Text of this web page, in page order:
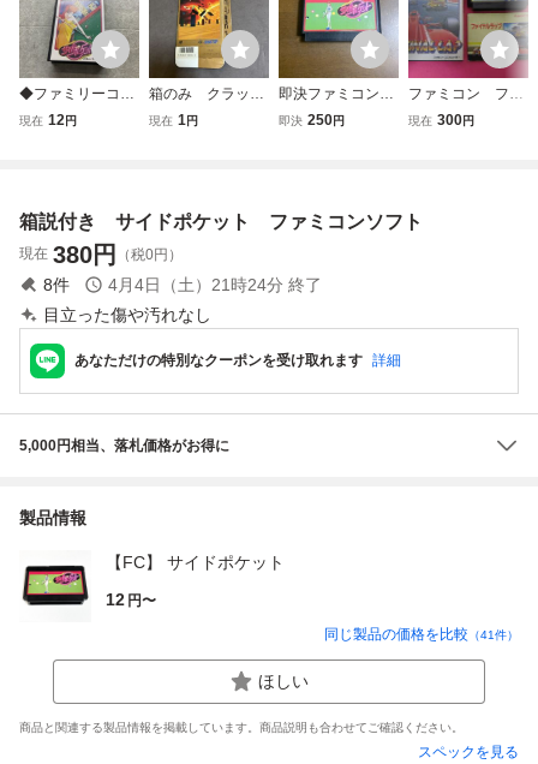
◆ファミリーコン
ピューター/ファミ
現在 12円
箱のみ クラック
ス KLAX ファミコ
現在 1円
即決ファミコンソ
フト サイドポケッ
即決 250円
ファミコン ファ
イナルラップ
現在 300円
箱説付き サイドポケット ファミコンソフト
現在 380円 （税0円）
8件 4月4日（土）21時24分 終了
目立った傷や汚れなし
あなただけの特別なクーポンを受け取れます 詳細
5,000円相当、落札価格がお得に
製品情報
【FC】 サイドポケット
12 円〜
同じ製品の価格を比較 （41件）
ほしい
商品と関連する製品情報を掲載しています。商品説明も合わせてご確認ください。
スペックを見る